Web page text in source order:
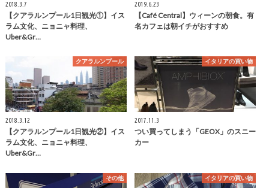
2018.3.7
【クアラルンプール1日観光①】イス
ラム文化、ニョニャ料理、
Uber&Gr…
2019.6.23
【Café Central】ウィーンの朝食。有
名カフェは朝イチがおすすめ
クアラルンプール
2018.3.12
【クアラルンプール1日観光②】イス
ラム文化、ニョニャ料理、
Uber&Gr…
イタリアの買い物
2017.11.3
つい買ってしまう「GEOX」のスニー
カー
その他 イタリアの買い物